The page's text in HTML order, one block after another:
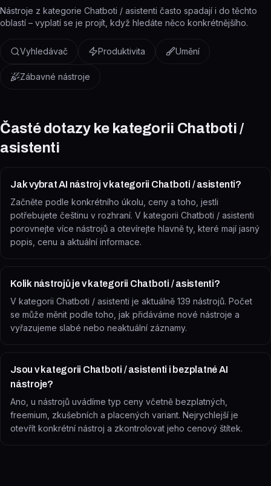
Nástroje z kategorie Chatboti / asistenti často spadají i do těchto
oblastí – vyplatí se je projít, když hledáte něco konkrétnějšího.
Vyhledávač Produktivita Umění
Zábavné nástroje
Časté dotazy ke kategorii Chatboti /
asistenti
Jak vybrat AI nástroj v kategorii Chatboti / asistenti?
Začněte podle konkrétního úkolu, ceny a toho, jestli
potřebujete češtinu v rozhraní. V kategorii Chatboti / asistenti
porovnejte více nástrojů a otevírejte hlavně ty, které mají jasný
popis, cenu a aktuální informace.
Kolik nástrojů je v kategorii Chatboti / asistenti?
V kategorii Chatboti / asistenti je aktuálně 139 nástrojů. Počet
se může měnit podle toho, jak přidáváme nové nástroje a
vyřazujeme slabé nebo neaktuální záznamy.
Jsou v kategorii Chatboti / asistenti i bezplatné AI
nástroje?
Ano, u nástrojů uvádíme typ ceny včetně bezplatných,
freemium, zkušebních a placených variant. Nejrychlejší je
otevřít konkrétní nástroj a zkontrolovat jeho cenový štítek.